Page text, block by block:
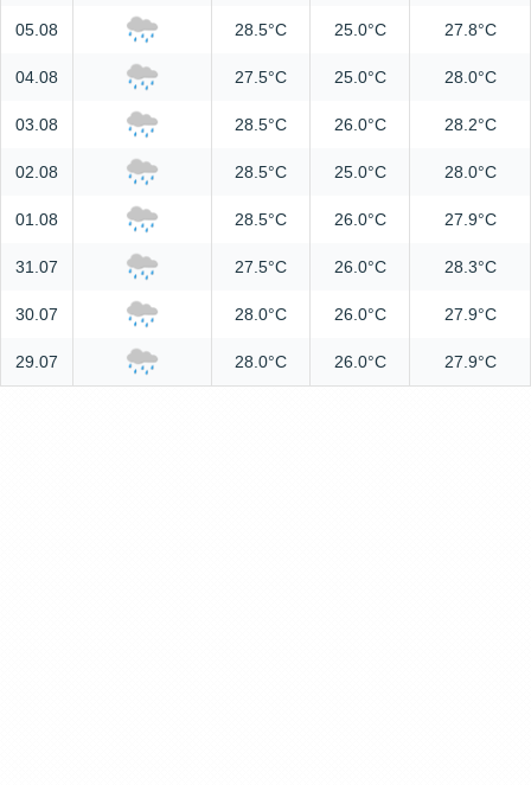
05.08 28.5°C 25.0°C 27.8°C
04.08 27.5°C 25.0°C 28.0°C
03.08 28.5°C 26.0°C 28.2°C
02.08 28.5°C 25.0°C 28.0°C
01.08 28.5°C 26.0°C 27.9°C
31.07 27.5°C 26.0°C 28.3°C
30.07 28.0°C 26.0°C 27.9°C
29.07 28.0°C 26.0°C 27.9°C